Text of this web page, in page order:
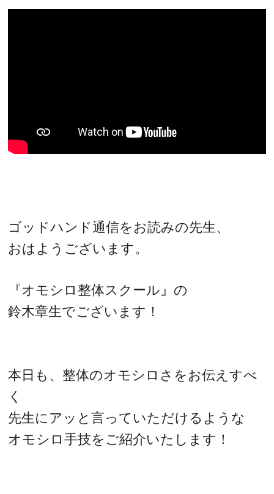
ゴッドハンド通信をお読みの先生、
おはようございます。
『オモシロ整体スクール』の
鈴木章生でございます！
本日も、整体のオモシロさをお伝えすべ
く
先生にアッと言っていただけるような
オモシロ手技をご紹介いたします！